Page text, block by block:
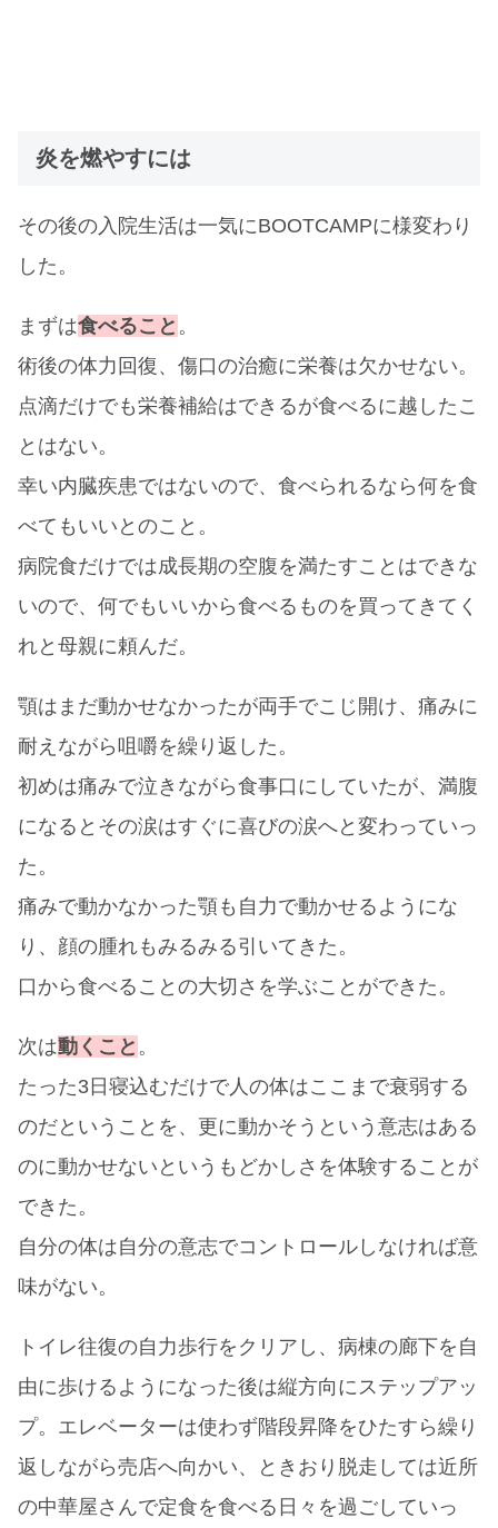
炎を燃やすには
その後の入院生活は一気にBOOTCAMPに様変わり
した。
まずは食べること 。
術後の体力回復、傷口の治癒に栄養は欠かせない。
点滴だけでも栄養補給はできるが食べるに越したこ
とはない。
幸い内臓疾患ではないので、食べられるなら何を食
べてもいいとのこと。
病院食だけでは成長期の空腹を満たすことはできな
いので、何でもいいから食べるものを買ってきてく
れと母親に頼んだ。
顎はまだ動かせなかったが両手でこじ開け、痛みに
耐えながら咀嚼を繰り返した。
初めは痛みで泣きながら食事口にしていたが、満腹
になるとその涙はすぐに喜びの涙へと変わっていっ
た。
痛みで動かなかった顎も自力で動かせるようにな
り、顔の腫れもみるみる引いてきた。
口から食べることの大切さを学ぶことができた。
次は動くこと 。
たった3日寝込むだけで人の体はここまで衰弱する
のだということを、更に動かそうという意志はある
のに動かせないというもどかしさを体験することが
できた。
自分の体は自分の意志でコントロールしなければ意
味がない。
トイレ往復の自力歩行をクリアし、病棟の廊下を自
由に歩けるようになった後は縦方向にステップアッ
プ。エレベーターは使わず階段昇降をひたすら繰り
返しながら売店へ向かい、ときおり脱走しては近所
の中華屋さんで定食を食べる日々を過ごしていっ